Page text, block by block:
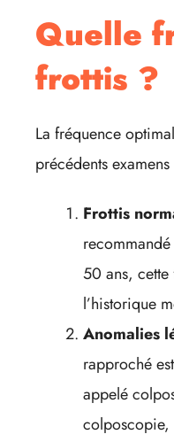
Quelle
frottis ?
La fréquence
précédents
Frottis
50 ans, cette
l’historique
Anomalies
rapproché
appelé
colposcopie,